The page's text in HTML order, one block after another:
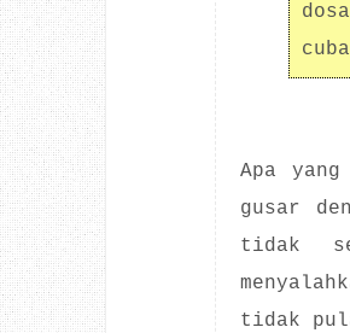
Apa
gusar
tidak
tidak